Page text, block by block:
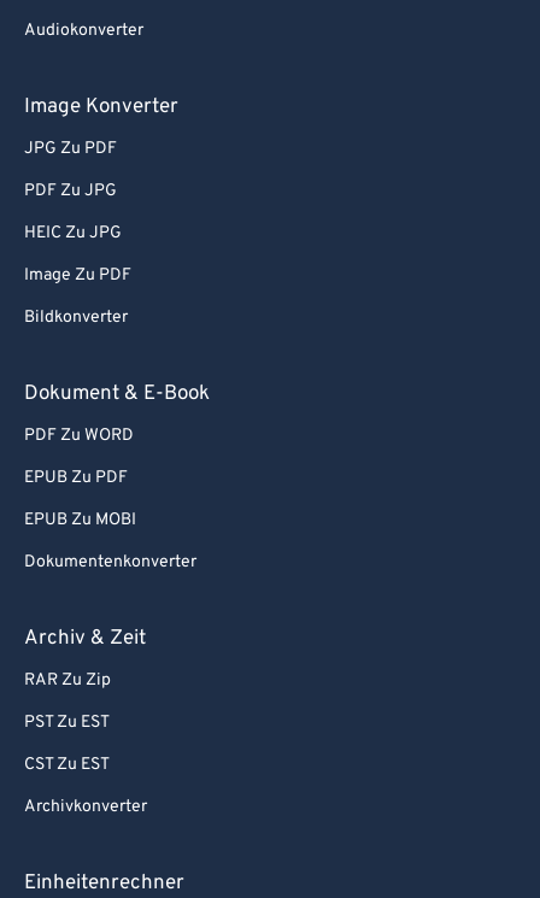
Audiokonverter
Image Konverter
JPG Zu PDF
PDF Zu JPG
HEIC Zu JPG
Image Zu PDF
Bildkonverter
Dokument & E-Book
PDF Zu WORD
EPUB Zu PDF
EPUB Zu MOBI
Dokumentenkonverter
Archiv & Zeit
RAR Zu Zip
PST Zu EST
CST Zu EST
Archivkonverter
Einheitenrechner